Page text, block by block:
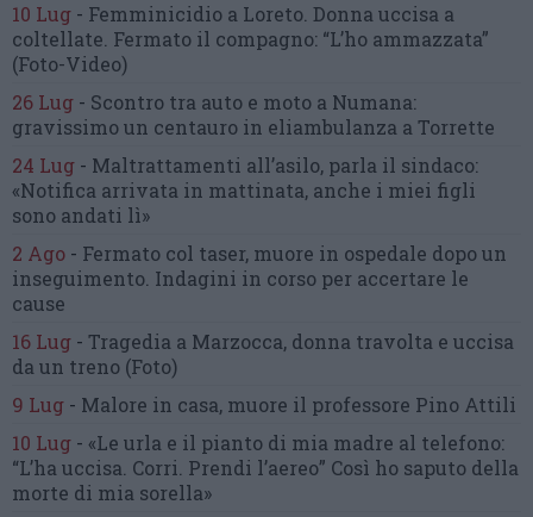
10 Lug - Femminicidio a Loreto. Donna uccisa a
coltellate. Fermato il compagno: “L’ho ammazzata”
(Foto-Video)
26 Lug - Scontro tra auto e moto a Numana:
gravissimo un centauro in eliambulanza a Torrette
24 Lug - Maltrattamenti all’asilo, parla il sindaco:
«Notifica arrivata in mattinata, anche i miei figli
sono andati lì»
2 Ago - Fermato col taser, muore in ospedale dopo un
inseguimento. Indagini in corso per accertare le
cause
16 Lug - Tragedia a Marzocca, donna travolta e uccisa
da un treno (Foto)
9 Lug - Malore in casa, muore il professore Pino Attili
10 Lug - «Le urla e il pianto di mia madre al telefono:
“L’ha uccisa. Corri. Prendi l’aereo” Così ho saputo della
morte di mia sorella»